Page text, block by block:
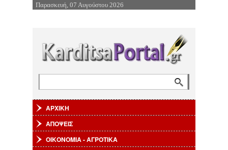
Επιστροφή στην Πλοήγηση
Παρασκευή, 07 Αυγούστου 2026
ΑΡΧΙΚΗ
ΑΠΟΨΕΙΣ
ΟΙΚΟΝΟΜΙΑ - ΑΓΡΟΤΙΚΑ